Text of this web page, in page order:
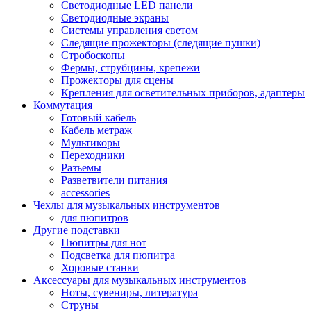
Светодиодные LED панели
Светодиодные экраны
Системы управления светом
Следящие прожекторы (следящие пушки)
Стробоскопы
Фермы, струбцины, крепежи
Прожекторы для сцены
Крепления для осветительных приборов, адаптеры
Коммутация
Готовый кабель
Кабель метраж
Мультикоры
Переходники
Разъемы
Разветвители питания
accessories
Чехлы для музыкальных инструментов
для пюпитров
Другие подставки
Пюпитры для нот
Подсветка для пюпитра
Хоровые станки
Аксессуары для музыкальных инструментов
Ноты, сувениры, литература
Струны